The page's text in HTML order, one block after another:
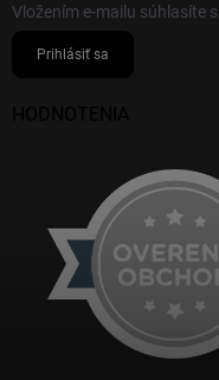
Vložením e-mailu súhlasíte s
Prihlásiť sa